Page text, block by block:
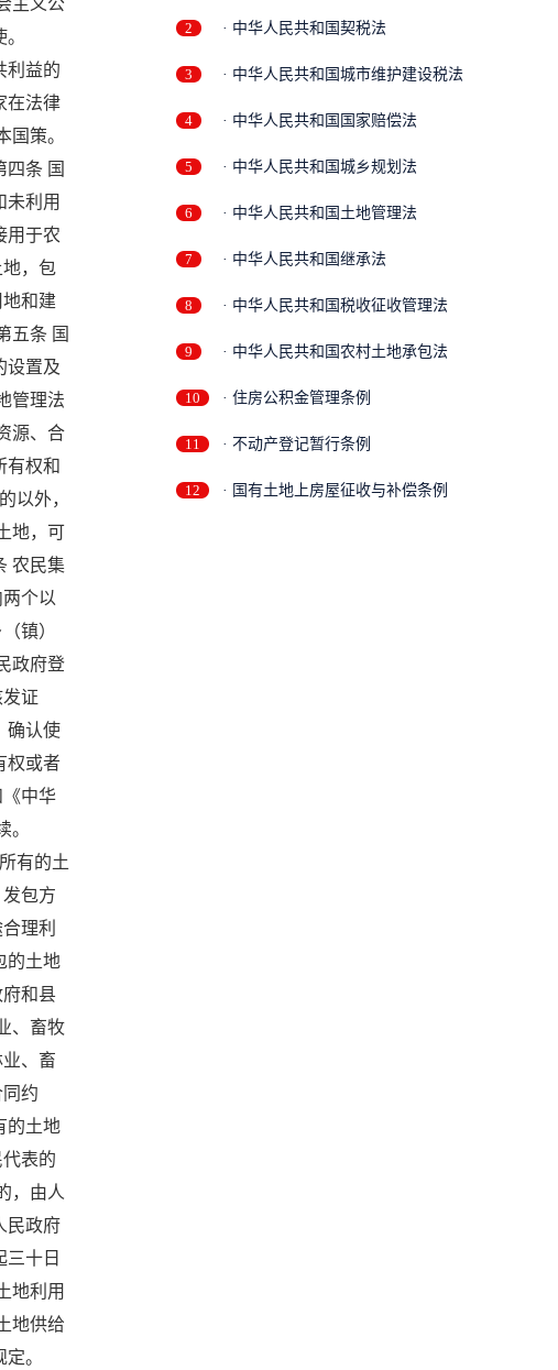
2 · 中华人民共和国契税法
3 · 中华人民共和国城市维护建设税法
4 · 中华人民共和国国家赔偿法
5 · 中华人民共和国城乡规划法
6 · 中华人民共和国土地管理法
7 · 中华人民共和国继承法
8 · 中华人民共和国税收征收管理法
9 · 中华人民共和国农村土地承包法
10 · 住房公积金管理条例
11 · 不动产登记暂行条例
12 · 国有土地上房屋征收与补偿条例